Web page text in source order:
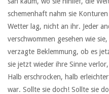
schemenhaft nahm sie
Wetter lag, nicht an ihr. Jeder
verschwommen gesehen wie
verzagte Beklemmung, ob es
sie jetzt wieder ihre Sinne
Halb erschrocken, halb
war. Sollte sie doch! Sollte sie